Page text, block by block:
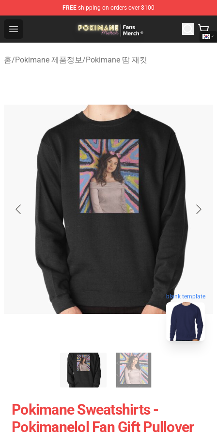
FREE shipping on orders over $100
Open menu
Pokimane Store - Official Pokimane Merchandise Shop
홈/Pokimane 제품정보/Pokimane 땀 재킷
blank template
Pokimane Sweatshirts -
Pokimanelol Fan Gift Pullover